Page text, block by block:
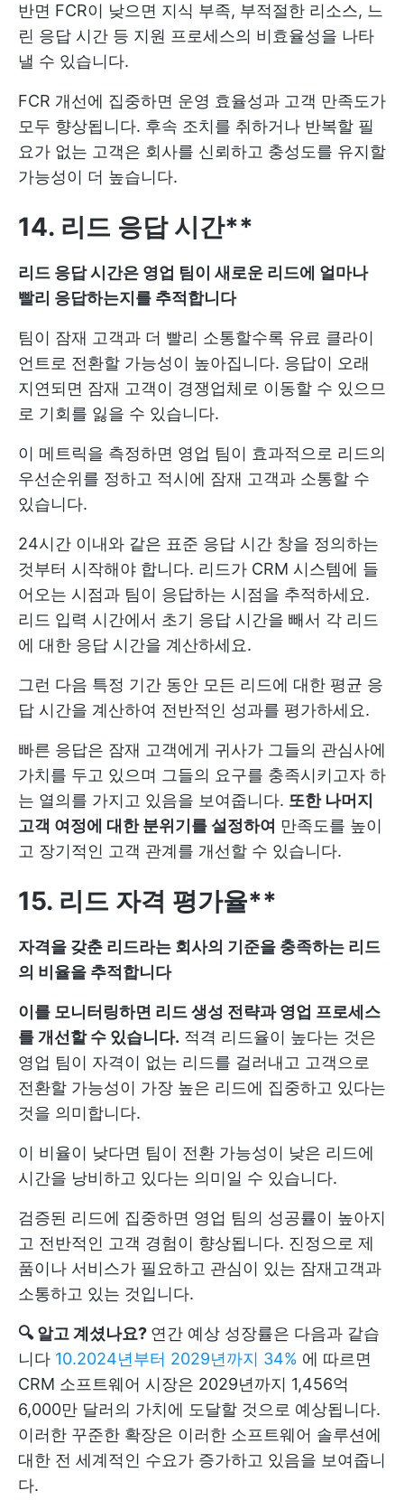
반면 FCR이 낮으면 지식 부족, 부적절한 리소스, 느
린 응답 시간 등 지원 프로세스의 비효율성을 나타
낼 수 있습니다.
FCR 개선에 집중하면 운영 효율성과 고객 만족도가
모두 향상됩니다. 후속 조치를 취하거나 반복할 필
요가 없는 고객은 회사를 신뢰하고 충성도를 유지할
가능성이 더 높습니다.
14. 리드 응답 시간**
리드 응답 시간은 영업 팀이 새로운 리드에 얼마나
빨리 응답하는지를 추적합니다
팀이 잠재 고객과 더 빨리 소통할수록 유료 클라이
언트로 전환할 가능성이 높아집니다. 응답이 오래
지연되면 잠재 고객이 경쟁업체로 이동할 수 있으므
로 기회를 잃을 수 있습니다.
이 메트릭을 측정하면 영업 팀이 효과적으로 리드의
우선순위를 정하고 적시에 잠재 고객과 소통할 수
있습니다.
24시간 이내와 같은 표준 응답 시간 창을 정의하는
것부터 시작해야 합니다. 리드가 CRM 시스템에 들
어오는 시점과 팀이 응답하는 시점을 추적하세요.
리드 입력 시간에서 초기 응답 시간을 빼서 각 리드
에 대한 응답 시간을 계산하세요.
그런 다음 특정 기간 동안 모든 리드에 대한 평균 응
답 시간을 계산하여 전반적인 성과를 평가하세요.
빠른 응답은 잠재 고객에게 귀사가 그들의 관심사에
가치를 두고 있으며 그들의 요구를 충족시키고자 하
는 열의를 가지고 있음을 보여줍니다. 또한 나머지
고객 여정에 대한 분위기를 설정하여 만족도를 높이
고 장기적인 고객 관계를 개선할 수 있습니다.
15. 리드 자격 평가율**
자격을 갖춘 리드라는 회사의 기준을 충족하는 리드
의 비율을 추적합니다
이를 모니터링하면 리드 생성 전략과 영업 프로세스
를 개선할 수 있습니다. 적격 리드율이 높다는 것은
영업 팀이 자격이 없는 리드를 걸러내고 고객으로
전환할 가능성이 가장 높은 리드에 집중하고 있다는
것을 의미합니다.
이 비율이 낮다면 팀이 전환 가능성이 낮은 리드에
시간을 낭비하고 있다는 의미일 수 있습니다.
검증된 리드에 집중하면 영업 팀의 성공률이 높아지
고 전반적인 고객 경험이 향상됩니다. 진정으로 제
품이나 서비스가 필요하고 관심이 있는 잠재고객과
소통하고 있는 것입니다.
🔍 알고 계셨나요? 연간 예상 성장률은 다음과 같습
니다 10.2024년부터 2029년까지 34% 에 따르면
CRM 소프트웨어 시장은 2029년까지 1,456억
6,000만 달러의 가치에 도달할 것으로 예상됩니다.
이러한 꾸준한 확장은 이러한 소프트웨어 솔루션에
대한 전 세계적인 수요가 증가하고 있음을 보여줍니
다.